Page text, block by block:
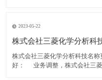
2023-05-22
株式会社三菱化学分析科
株式会社三菱化学分析科技名
好：​ 业务调整，株式会社三菱